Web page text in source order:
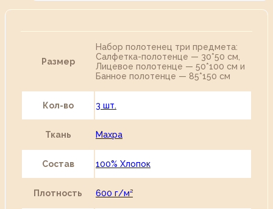
Размер
Набор полотенец три предмета:
Салфетка-полотенце — 30*50 см,
Лицевое полотенце — 50*100 см и
Банное полотенце — 85*150 см
Кол-во 3 шт.
Ткань Махра
Состав 100% Хлопок
Плотность 600 г/м²